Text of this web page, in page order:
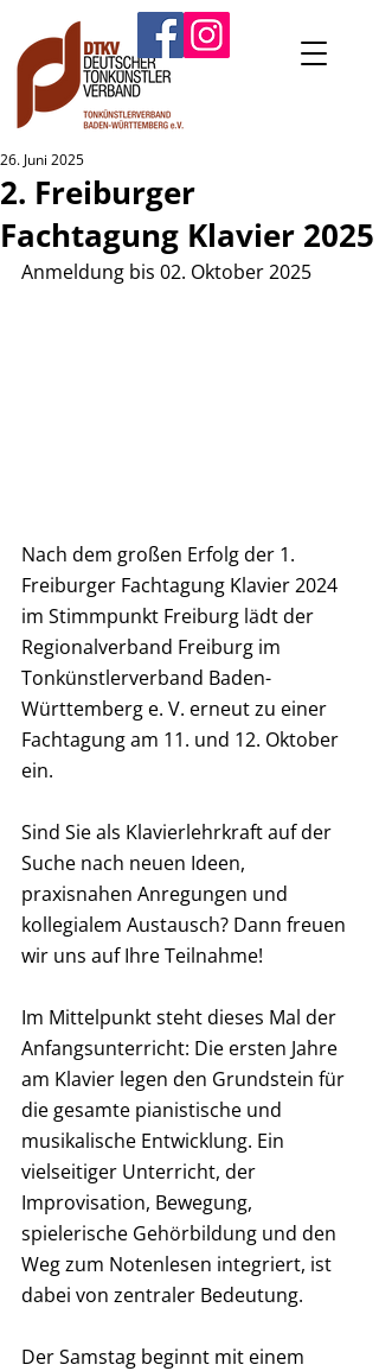
2. Freiburger
Fachtagung Klavier 2025
26. Juni 2025
Anmeldung bis 02. Oktober 2025
Nach dem großen Erfolg der 1.
Freiburger Fachtagung Klavier 2024
im Stimmpunkt Freiburg lädt der
Regionalverband Freiburg im
Tonkünstlerverband Baden-
Württemberg e. V. erneut zu einer
Fachtagung am 11. und 12. Oktober
ein.
Sind Sie als Klavierlehrkraft auf der
Suche nach neuen Ideen,
praxisnahen Anregungen und
kollegialem Austausch? Dann freuen
wir uns auf Ihre Teilnahme!
Im Mittelpunkt steht dieses Mal der
Anfangsunterricht: Die ersten Jahre
am Klavier legen den Grundstein für
die gesamte pianistische und
musikalische Entwicklung. Ein
vielseitiger Unterricht, der
Improvisation, Bewegung,
spielerische Gehörbildung und den
Weg zum Notenlesen integriert, ist
dabei von zentraler Bedeutung.
Der Samstag beginnt mit einem